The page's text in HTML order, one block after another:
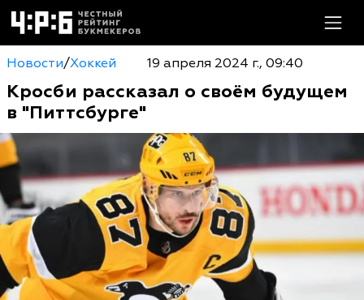
Новости/Хоккей 19 апреля 2024 г., 09:40
Кросби рассказал о своём будущем
в "Питтсбурге"